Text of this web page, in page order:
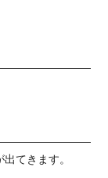
てきます。